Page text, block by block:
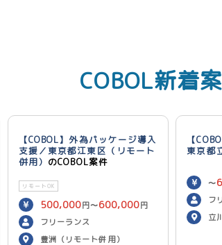
COBOL新着
【COBOL】外為パッケージ導入
支援／東京都江東区（リモート
併用） のCOBOL案件
リモートOK
500,000円〜600,000円
／月
フリーランス
豊洲（リモート併用）
【
東京都
〜
フ
立